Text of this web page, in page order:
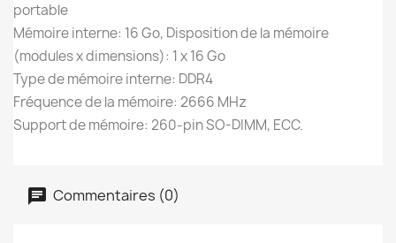
portable
Mémoire interne: 16 Go, Disposition de la mémoire
(modules x dimensions): 1 x 16 Go
Type de mémoire interne: DDR4
Fréquence de la mémoire: 2666 MHz
Support de mémoire: 260-pin SO-DIMM, ECC.
Commentaires (0)